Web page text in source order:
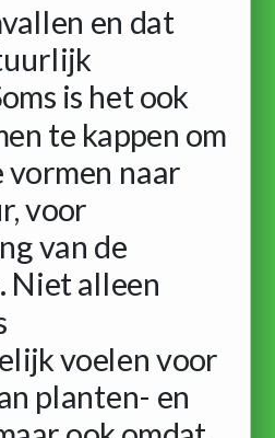
en dat
is het ook
te kappen om
vormen naar
voor
van de
Niet alleen
voelen voor
planten- en